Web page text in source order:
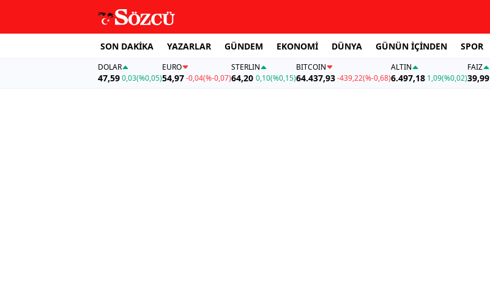
SON DAKİKA YAZARLAR GÜNDEM EKONOMİ DÜNYA GÜNÜN İÇİNDEN SPOR
DOLAR
47,590,03(%0,05)
EURO
54,97 -0,04(%-0,07)
STERLIN
64,20 0,10(%0,15)
BITCOIN
64.437,93-439,22(%-0,68)
ALTIN
6.497,18 1,09(%0,02)
FAİZ
39,99